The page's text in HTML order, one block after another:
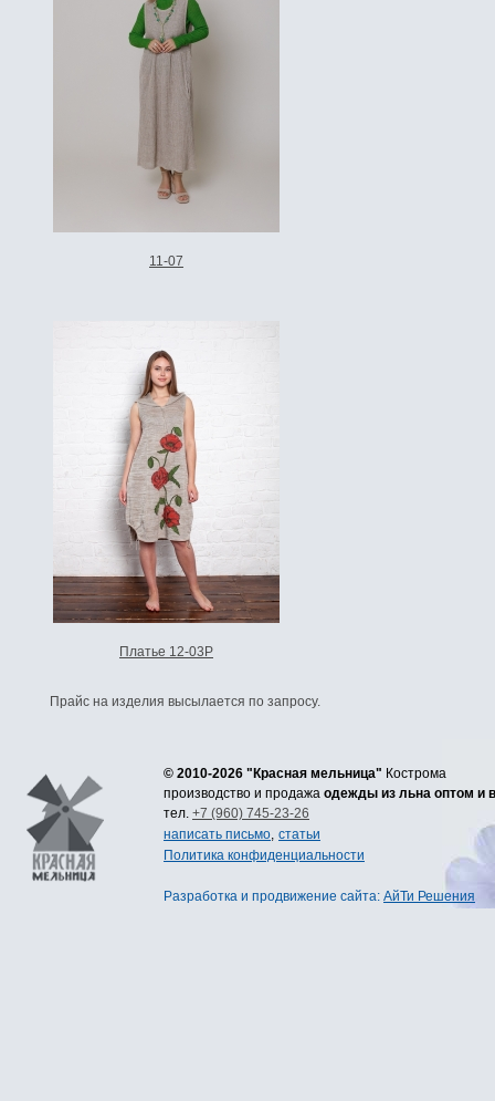
11-07
Платье 12-03Р
Прайс на изделия высылается по запросу.
© 2010-2026 "Красная мельница" Кострома
производство и продажа одежды из льна оптом и
тел. +7 (960) 745-23-26
написать письмо, статьи
Политика конфиденциальности
Разработка и продвижение сайта: АйТи Решения